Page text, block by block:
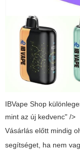
IBVape Shop
mint az új kedvenc" />
Vásárlás előtt mindig
segítséget, ha nem